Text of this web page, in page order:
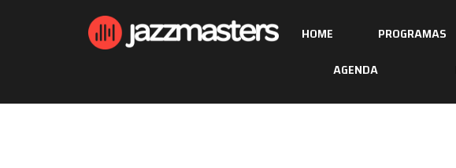
HOME PROGRAMAS
AGENDA